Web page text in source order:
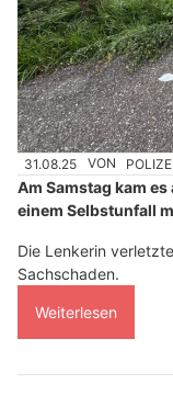
31.08.25 VON
Am Samstag kam
einem Selbstunfall
Die Lenkerin
Sachschaden.
Weiterlesen